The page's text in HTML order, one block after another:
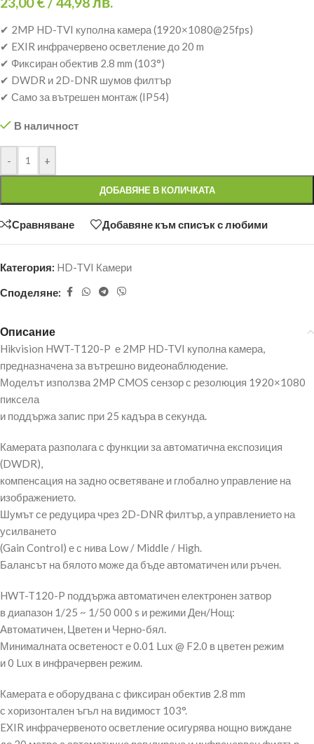
✔ 2MP HD-TVI куполна камера (1920×1080@25fps)
✔ EXIR инфрачервено осветление до 20 m
✔ Фиксиран обектив 2.8 mm (103°)
✔ DWDR и 2D-DNR шумов филтър
✔ Само за вътрешен монтаж (IP54)
В наличност
- +
ДОБАВЯНЕ В КОЛИЧКАТА
Сравняване Добавяне към списък с любими
Категория: HD-TVI Камери
Споделяне:
Описание
Hikvision HWT-T120-P е 2MP HD-TVI куполна камера,
предназначена за вътрешно видеонаблюдение.
Моделът използва 2MP CMOS сензор с резолюция 1920×1080
пиксела
и поддържа запис при 25 кадъра в секунда.
Камерата разполага с функции за автоматична експозиция
(DWDR),
компенсация на задно осветяване и глобално управление на
изображението.
Шумът се редуцира чрез 2D-DNR филтър, а управлението на
усилването
(Gain Control) е с нива Low / Middle / High.
Балансът на бялото може да бъде автоматичен или ръчен.
HWT-T120-P поддържа автоматичен електронен затвор
в диапазон 1/25 ~ 1/50 000 s и режими Ден/Нощ:
Автоматичен, Цветен и Черно-бял.
Минималната осветеност е 0.01 Lux @ F2.0 в цветен режим
и 0 Lux в инфрачервен режим.
Камерата е оборудвана с фиксиран обектив 2.8 mm
с хоризонтален ъгъл на видимост 103°.
EXIR инфрачервеното осветление осигурява нощно виждане